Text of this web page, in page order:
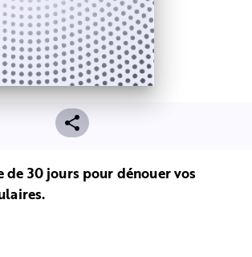
de 30 jours pour dénouer vos